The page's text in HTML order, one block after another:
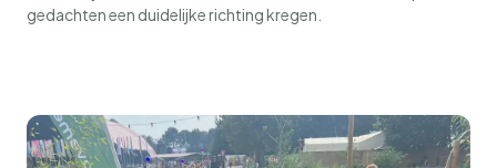
gedachten een duidelijke richting kregen.